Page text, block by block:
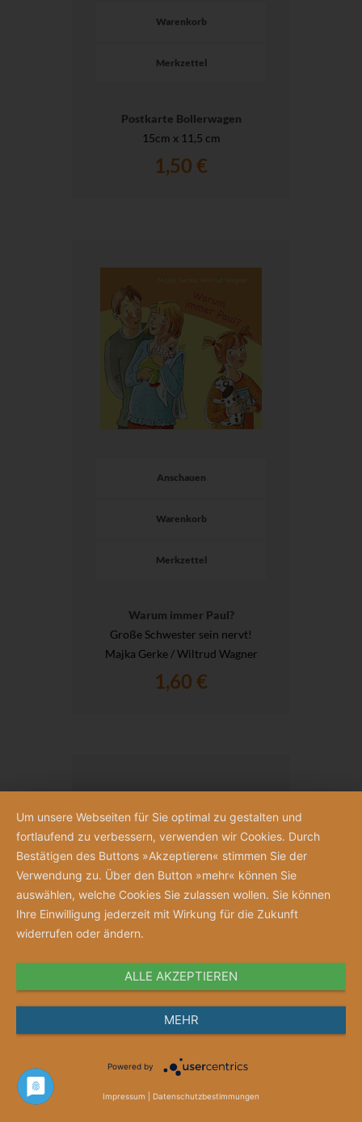
Warenkorb
Merkzettel
Postkarte Bollerwagen
15cm x 11,5 cm
1,50 €
Anschauen
Warenkorb
Merkzettel
Warum immer Paul?
Große Schwester sein nervt!
Majka Gerke / Wiltrud Wagner
1,60 €
Anschauen
Merkzettel
Gutschein „Jubelnde Schwestern“
Um unsere Webseiten für Sie optimal zu gestalten und
fortlaufend zu verbessern, verwenden wir Cookies. Durch
Bestätigen des Buttons »Akzeptieren« stimmen Sie der
Verwendung zu. Über den Button »mehr« können Sie
auswählen, welche Cookies Sie zulassen wollen. Sie können
Ihre Einwilligung jederzeit mit Wirkung für die Zukunft
widerrufen oder ändern.
ALLE AKZEPTIEREN
MEHR
Powered by
Impressum Datenschutzbestimmungen